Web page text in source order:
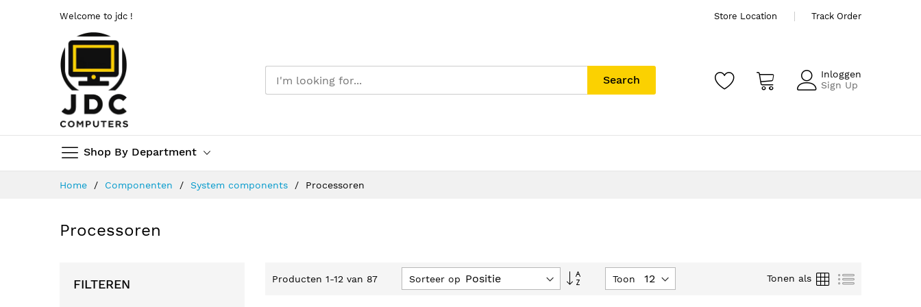
Welcome to jdc ! Store Location Track Order
Shop By Department
Search
Inloggen
Sign Up
Home Componenten System components Processoren
Processoren
Producten 1-12 van 87 Sorteer op
Van
Toon Tonen als
Foto-
tabel
Lijst
FILTEREN